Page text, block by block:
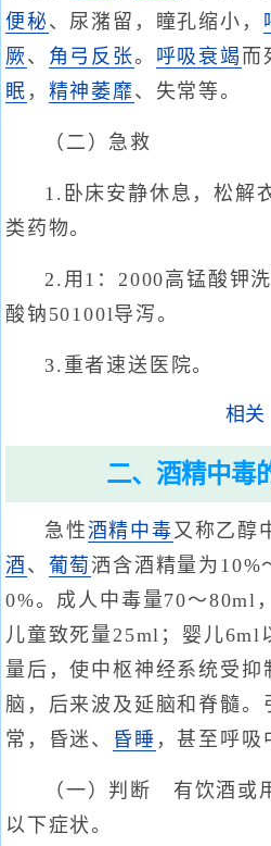
便秘、尿潴留，瞳孔缩小，
厥 、 角弓反张。 呼吸衰竭 而
眠 ， 精神萎靡 、失常等。
（二）急救
1.卧床安静休息，松解
类药物。
2.用1：2000高锰酸钾
酸钠50100l导泻。
3.重者速送医院。
相关
二、酒精中毒
急性酒精中毒 又称乙醇
酒 、 葡萄 洒含酒精量为10%
0%。成人中毒量70～80ml
儿童致死量25ml；婴儿6ml
量后，使中枢神经系统受抑
脑，后来波及延脑和脊髓。
常，昏迷、 昏睡 ，甚至呼吸
（一）判断 有饮酒或
以下症状。